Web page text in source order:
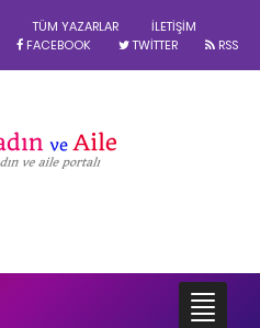
TÜM YAZARLAR
İLETIŞIM
FACEBOOK
TWITTER RSS